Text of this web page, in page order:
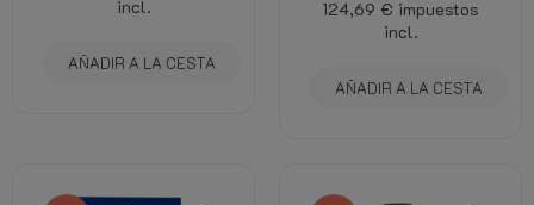
incl.
AÑADIR A LA CESTA
124,69 € impuestos
incl.
AÑADIR A LA CESTA